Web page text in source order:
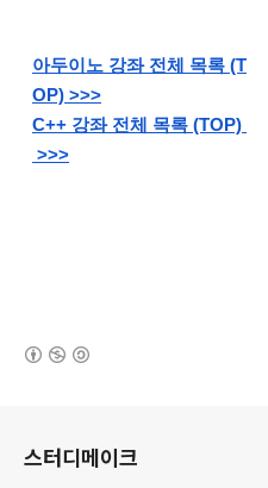
아두이노 강좌 전체 목록 (T
OP) >>>
C++ 강좌 전체 목록 (TOP)
>>>
스터디메이크